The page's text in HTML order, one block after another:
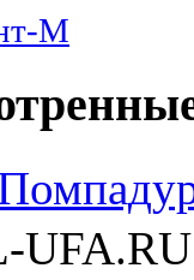
М